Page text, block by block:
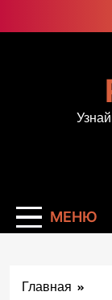
к
МЕНЮ
Главная